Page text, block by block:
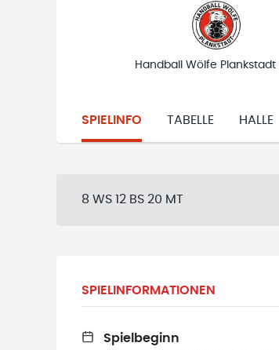
Handball Wölfe Plankstadt
SPIELINFO TABELLE HALLE
8 WS 12 BS 20 MT
SPIELINFORMATIONEN
Spielbeginn